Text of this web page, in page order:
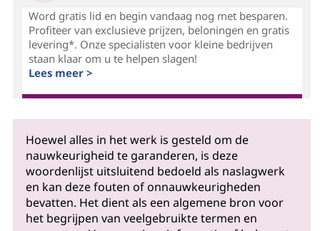
Word gratis lid en begin vandaag nog met besparen.
Profiteer van exclusieve prijzen, beloningen en gratis
levering*. Onze specialisten voor kleine bedrijven
staan klaar om u te helpen slagen!
Lees meer >
Hoewel alles in het werk is gesteld om de
nauwkeurigheid te garanderen, is deze
woordenlijst uitsluitend bedoeld als naslagwerk
en kan deze fouten of onnauwkeurigheden
bevatten. Het dient als een algemene bron voor
het begrijpen van veelgebruikte termen en